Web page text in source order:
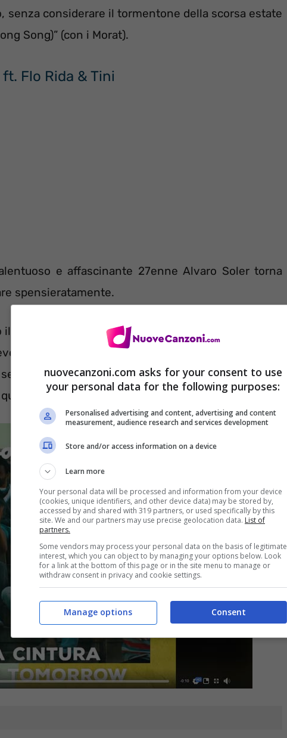
senza considerare il tormentone della scorsa estate
Song)” (con i Morat).
Flo Rida & Tini
e affascinante 27enne Alvaro Soler torna
spensieratamente.
il
girato a Cuba. Nella pagina Facebook
anteprima. Non appena sarà disponibile il filmato
potete leggere la traduzione in italiano e le
nuovissimo pezzo.
nuovecanzoni.com asks for your consent to use
your personal data for the following purposes:
Personalised advertising and content, advertising and content
measurement, audience research and services development
Store and/or access information on a device
Learn more
Your personal data will be processed and information from your device
(cookies, unique identifiers, and other device data) may be stored by,
accessed by and shared with 319 partners, or used specifically by this
site. We and our partners may use precise geolocation data. List of
partners.
Some vendors may process your personal data on the basis of legitimate
interest, which you can object to by managing your options below. Look
for a link at the bottom of this page or in the site menu to manage or
withdraw consent in privacy and cookie settings.
Consent
Manage options